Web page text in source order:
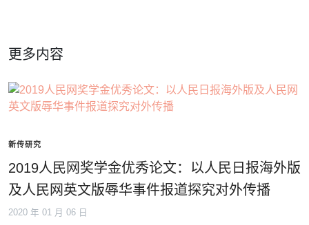
更多内容
新传研究
2019人民网奖学金优秀论文：以人民日报海外版
及人民网英文版辱华事件报道探究对外传播
2020 年 01 月 06 日